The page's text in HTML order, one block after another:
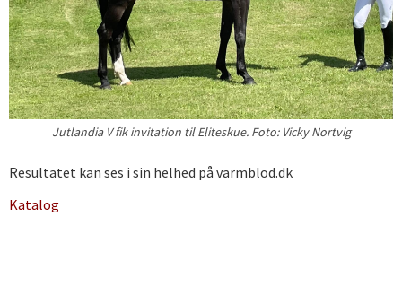
Jutlandia V fik invitation til Eliteskue. Foto: Vicky Nortvig
Resultatet kan ses i sin helhed på varmblod.dk
Katalog